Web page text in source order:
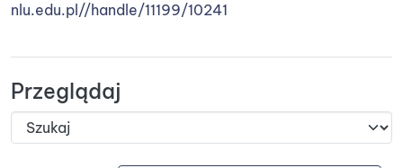
nlu.edu.pl//handle/11199/10241
Przeglądaj